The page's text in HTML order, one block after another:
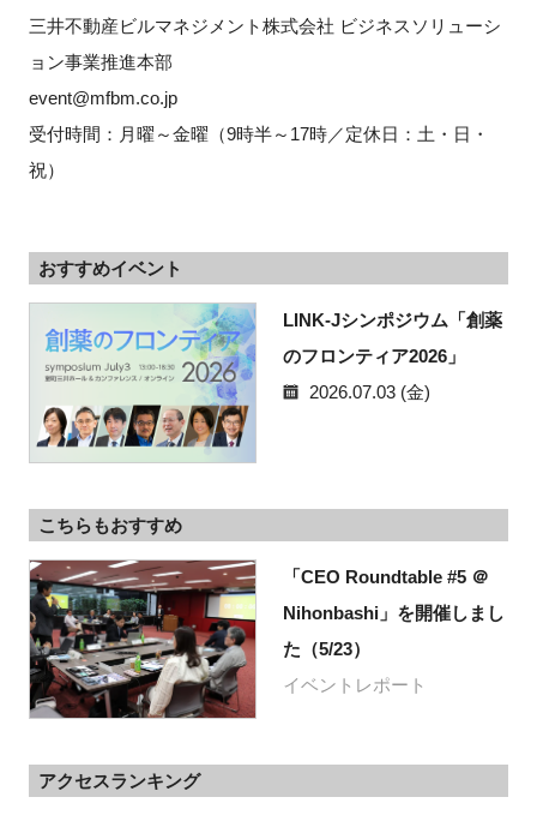
三井不動産ビルマネジメント株式会社 ビジネスソリューシ
ョン事業推進本部
event@mfbm.co.jp
受付時間：月曜～金曜（9時半～17時／定休日：土・日・
祝）
おすすめイベント
LINK-Jシンポジウム「創薬
のフロンティア2026」
2026.07.03 (金)
こちらもおすすめ
「CEO Roundtable #5 ＠
Nihonbashi」を開催しまし
た（5/23）
イベントレポート
アクセスランキング